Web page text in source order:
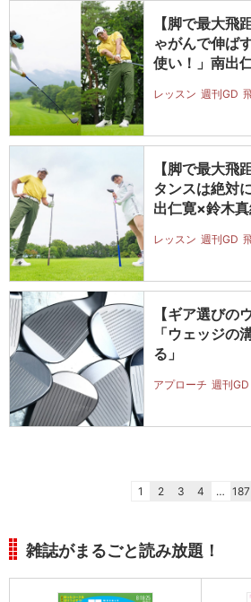
【脚で最大飛
ゃがんで伸ば
使い！」南出
レッスン 週刊GD
【脚で最大飛
タンスは絶対
出仁寛×鈴木
レッスン 週刊GD
【ギア選び
「ウェッジの
る」
アプローチ 週刊GD
1 2 3 4 … 187
雑誌がまるごと読み放題！